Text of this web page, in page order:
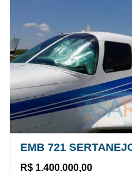
EMB 721
R$ 1.400.000,00